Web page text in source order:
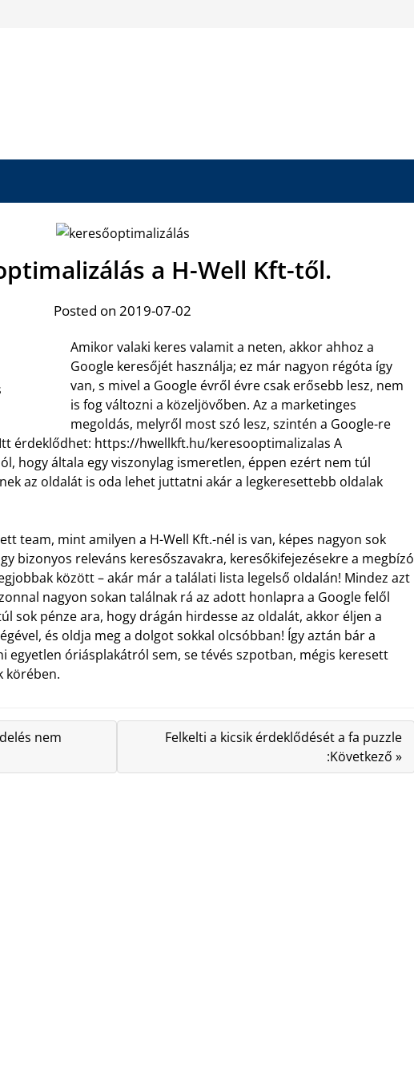
a H-Well Kft-től.
Posted on 2019-07-02
Amikor valaki keres valamit a neten, akkor ahhoz a
Google keresőjét használja; ez már nagyon régóta így
van, s mivel a Google évről évre csak erősebb lesz, nem
is fog változni a közeljövőben. Az a marketinges
megoldás, melyről most szó lesz, szintén a Google-re
érdeklődhet: https://hwellkft.hu/keresooptimalizalas A
hogy általa egy viszonylag ismeretlen, éppen ezért nem túl
az oldalát is oda lehet juttatni akár a legkeresettebb oldalak
team, mint amilyen a H-Well Kft.-nél is van, képes nagyon sok
bizonyos releváns keresőszavakra, keresőkifejezésekre a megbízó
között – akár már a találati lista legelső oldalán! Mindez azt
nagyon sokan találnak rá az adott honlapra a Google felől
sok pénze ara, hogy drágán hirdesse az oldalát, akkor éljen a
és oldja meg a dolgot sokkal olcsóbban! Így aztán bár a
egyetlen óriásplakátról sem, se tévés szpotban, mégis keresett
körében.
nem
Felkelti a kicsik érdeklődését a fa puzzle
:Következő »